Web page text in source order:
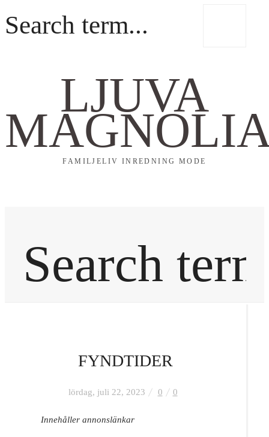
LJUVA
FAMILJELIV INREDNING MODE
Inredning
FYNDTIDER
lördag, juli 22, 2023 0 0
Innehåller annonslänkar